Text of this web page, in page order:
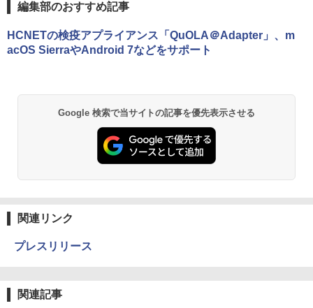
編集部のおすすめ記事
HCNETの検疫アプライアンス「QuOLA＠Adapter」、m
acOS SierraやAndroid 7などをサポート
Google 検索で当サイトの記事を優先表示させる
関連リンク
プレスリリース
関連記事